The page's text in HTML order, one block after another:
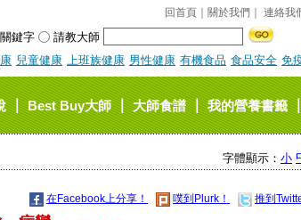
回首頁 關於我們 連絡我
關鍵字
請教大師
兒童健康 上班族健康 男性健康 有機食品 食品安全 免
｜Best Buy大師｜大師食譜｜我的營養書籤
字體顯示： 小
在Facebook上分享！ 噗到Plurk！ 推到